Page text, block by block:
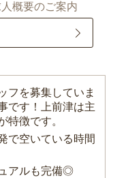
概要のご案内
フを募集していま
です！上前津は主
特徴です。
で空いている時間
アルも完備◎